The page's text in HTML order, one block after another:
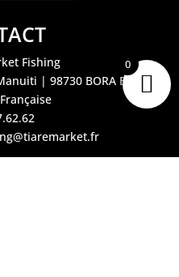
Fishing
| 98730 BORA BORA
0